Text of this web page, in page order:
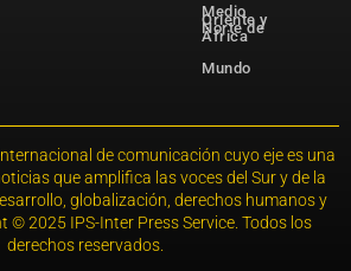
Medio
Oriente y
Norte de
África
Mundo
de comunicación cuyo eje es una
que amplifica las voces del Sur y de la
globalización, derechos humanos y
© 2025 IPS-Inter Press Service. Todos los
derechos reservados.